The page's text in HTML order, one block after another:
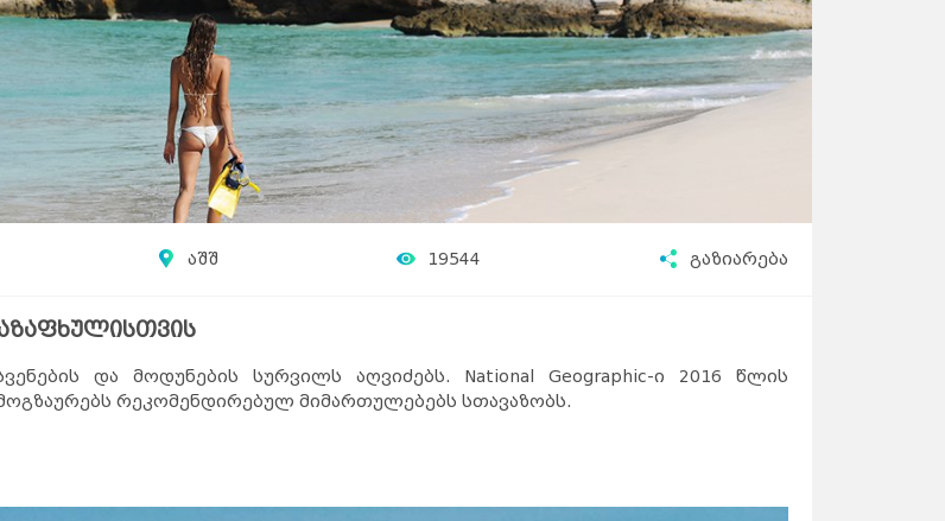
აშშ 19544 გაზიარება
და მოდუნების სურვილს აღვიძებს. National Geographic-ი 2016 წლის
რეკომენდირებულ მიმართულებებს სთავაზობს.